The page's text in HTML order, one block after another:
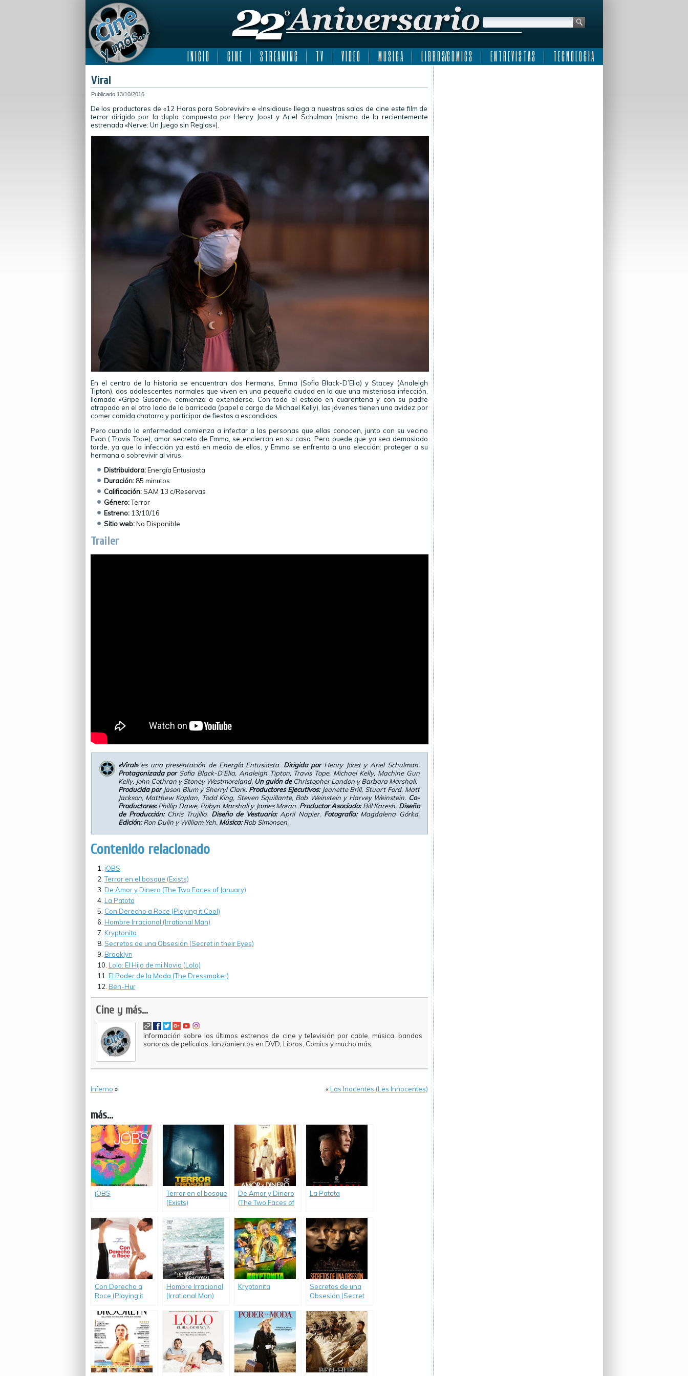
I N I C I O C I N E S T R E A M I N G T V V I D E O M U S I C A L I B R O S/C O M I C S E N T R E V I S T A S T E C N O L O G I A
Viral
Publicado 13/10/2016
De los productores de «12 Horas para Sobrevivir» e «Insidious» llega a nuestras salas de cine este film de
terror dirigido por la dupla compuesta por Henry Joost y Ariel Schulman (misma de la recientemente
estrenada «Nerve: Un Juego sin Reglas»).
En el centro de la historia se encuentran dos hermans, Emma (Sofia Black-D’Elia) y Stacey (Analeigh
Tipton), dos adolescentes normales que viven en una pequeña ciudad en la que una misteriosa infección,
llamada «Gripe Gusana», comienza a extenderse. Con todo el estado en cuarentena y con su padre
atrapado en el otro lado de la barricada (papel a cargo de Michael Kelly), las jóvenes tienen una avidez por
comer comida chatarra y participar de fiestas a escondidas.
Pero cuando la enfermedad comienza a infectar a las personas que ellas conocen, junto con su vecino
Evan ( Travis Tope), amor secreto de Emma, se encierran en su casa. Pero puede que ya sea demasiado
tarde, ya que la infección ya está en medio de ellos, y Emma se enfrenta a una elección: proteger a su
hermana o sobrevivir al virus.
Distribuidora:Energía Entusiasta
Duración:85 minutos
Calificación:SAM 13 c/Reservas
Género:Terror
Estreno:13/10/16
Sitio web:No Disponible
Trailer
«Viral»es una presentación de Energía Entusiasta. Dirigida porHenry Joost y Ariel Schulman.
Protagonizada porSofia Black-D’Elia, Analeigh Tipton, Travis Tope, Michael Kelly, Machine Gun
Kelly, John Cothran y Stoney Westmoreland. Un guión deChristopher Landon y Barbara Marshall.
Producida porJason Blum y Sherryl Clark. Productores Ejecutivos:Jeanette Brill, Stuart Ford, Matt
Jackson, Matthew Kaplan, Todd King, Steven Squillante, Bob Weinstein y Harvey Weinstein. Co-
Productores:Phillip Dawe, Robyn Marshall y James Moran. Productor Asociado:Bill Karesh. Diseño
de Producción:Chris Trujillo. Diseño de Vestuario:April Napier. Fotografía:Magdalena Górka.
Edición:Ron Dulin y William Yeh. Música:Rob Simonsen.
Contenido relacionado
jOBS
Terror en el bosque (Exists)
De Amor y Dinero (The Two Faces of January)
La Patota
Con Derecho a Roce (Playing it Cool)
Hombre Irracional (Irrational Man)
Kryptonita
Secretos de una Obsesión (Secret in their Eyes)
Brooklyn
Lolo: El Hijo de mi Novia (Lolo)
El Poder de la Moda (The Dressmaker)
Ben-Hur
Cine y más...
Información sobre los últimos estrenos de cine y televisión por cable, música, bandas
sonoras de películas, lanzamientos en DVD, Libros, Comics y mucho más.
Inferno » «Las Inocentes (Les Innocentes)
más...
jOBS
Terror en el bosque
(Exists)
De Amor y Dinero
(The Two Faces of
La Patota
Con Derecho a
Roce (Playing it
Hombre Irracional
(Irrational Man)
Kryptonita
Secretos de una
Obsesión (Secret